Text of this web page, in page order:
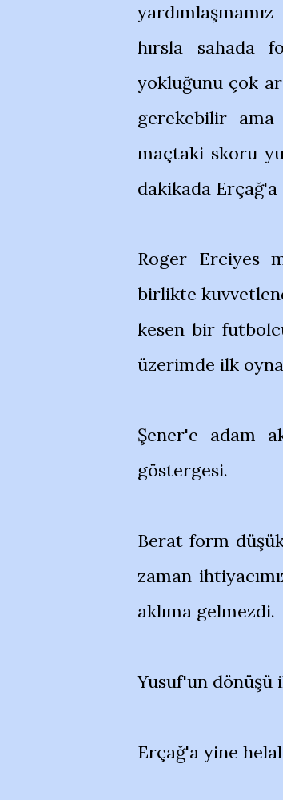
hırsla sahada
yokluğunu çok
gerekebilir
maçtaki skoru
dakikada Erçağ'a
Roger Erciyes
birlikte
kesen bir
üzerimde ilk
Şener'e adam
göstergesi.
Berat form
zaman
aklıma gelmezdi.
Yusuf'un dönüşü
Erçağ'a yine